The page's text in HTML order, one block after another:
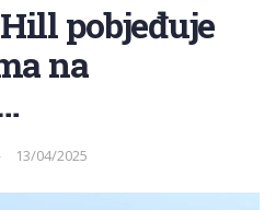
pobjeđuje
na
13/04/2025